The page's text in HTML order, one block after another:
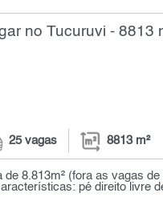
no Tucuruvi - 8813
25 vagas 8813 m²
8.813m² (fora as vagas
pé direito livre